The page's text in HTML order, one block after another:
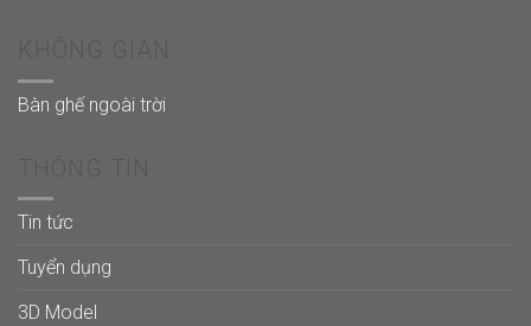
Bàn ghế ngoài trời
Tin tức
Tuyển dụng
3D Model